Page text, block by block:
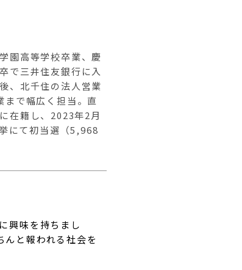
園高等学校卒業、慶
で三井住友銀行に入
、北千住の法人営業
まで幅広く担当。直
在籍し、2023年2月
にて初当選（5,968
興味を持ちまし
と報われる社会を